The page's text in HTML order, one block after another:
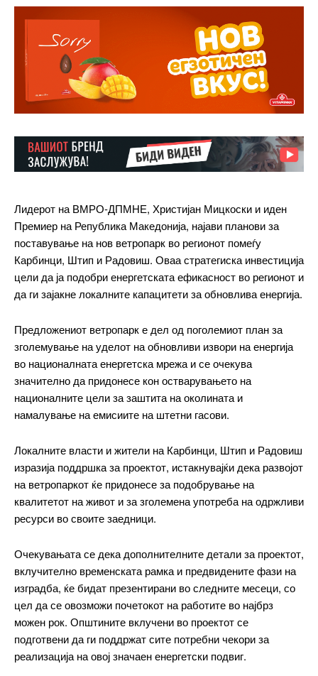
━ pricing plans
Free
бесплатно / forever
Included for free:
Лидерот на ВМРО-ДПМНЕ, Христијан Мицкоски и иден
Премиер на Република Македонија, најави планови за
поставување на нов ветропарк во регионот помеѓу
Карбинци, Штип и Радовиш. Оваа стратегиска инвестиција
цели да ја подобри енергетската ефикасност во регионот и
да ги зајакне локалните капацитети за обновлива енергија.
Предложениот ветропарк е дел од поголемиот план за
зголемување на уделот на обновливи извори на енергија
во националната енергетска мрежа и се очекува
значително да придонесе кон остварувањето на
националните цели за заштита на околината и
намалување на емисиите на штетни гасови.
Локалните власти и жители на Карбинци, Штип и Радовиш
изразија поддршка за проектот, истакнувајќи дека развојот
на ветропаркот ќе придонесе за подобрување на
квалитетот на живот и за зголемена употреба на одржливи
ресурси во своите заедници.
Очекувањата се дека дополнителните детали за проектот,
вклучително временската рамка и предвидените фази на
изградба, ќе бидат презентирани во следните месеци, со
цел да се овозможи почетокот на работите во најбрз
можен рок. Општините вклучени во проектот се
подготвени да ги поддржат сите потребни чекори за
реализација на овој значаен енергетски подвиг.